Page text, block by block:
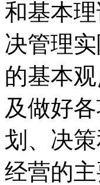
和基本
决管理
的基本
及做好
划、决
经营的